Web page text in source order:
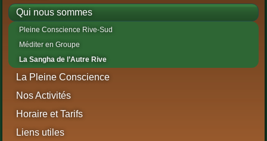
Qui nous sommes
Pleine Conscience Rive-Sud
Méditer en Groupe
La Sangha de l’Autre Rive
La Pleine Conscience
Nos Activités
Horaire et Tarifs
Liens utiles